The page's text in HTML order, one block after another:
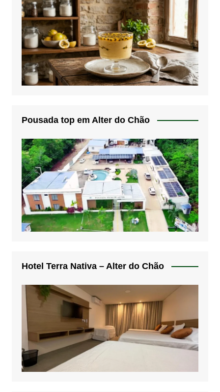
Pousada top em Alter do Chão
Hotel Terra Nativa – Alter do Chão